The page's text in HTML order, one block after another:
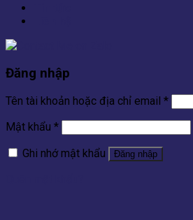
Đăng nhập
Tên tài khoản hoặc địa chỉ email *
Mật khẩu *
Ghi nhớ mật khẩu
Đăng nhập